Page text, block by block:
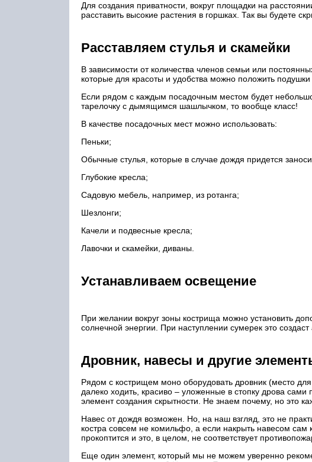
Для создания приватности, вокруг площадки на
расставить высокие растения в горшках. Так вы будете
Расставляем стулья и скамейки
В зависимости от количества членов семьи или
которые для красоты и удобства можно положить
Если рядом с каждым посадочным местом будет
тарелочку с дымящимся шашлычком, то вообще класс!
В качестве посадочных мест можно использовать:
Пеньки;
Обычные стулья, которые в случае дождя придется
Глубокие кресла;
Садовую мебель, например, из ротанга;
Шезлонги;
Качели и подвесные кресла;
Лавочки и скамейки, диваны.
Устанавливаем освещение
При желании вокруг зоны кострища можно установить
солнечной энергии. При наступлении сумерек это
Дровник, навесы и другие
Рядом с кострищем моно оборудовать дровник (место
далеко ходить, красиво – уложенные в стопку дрова
элемент создания скрытности. Не знаем почему, но это
Навес от дождя возможен. Но, на наш взгляд, это не
костра совсем не комильфо, а если накрыть навесом
прокоптится и это, в целом, не соответствует
Еще один элемент, который мы не можем уверенно